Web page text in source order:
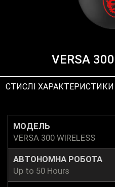
VERSA
СТИСЛІ ХАРАКТЕРИСТИКИ
МОДЕЛЬ
VERSA 300 WIRELESS
АВТОНОМНА РОБОТА
Up to 50 Hours